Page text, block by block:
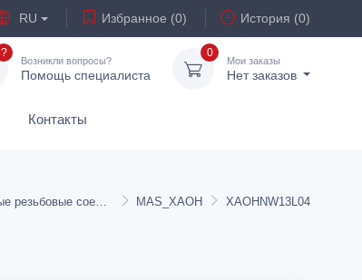
RU Избранное (0) История (0)
?
Возникли вопросы?
Помощь специалиста
0
Мои заказы
Нет заказов
Контакты
Редукционные резьбовые соединения MAS_XAOH XAOHNW13L04